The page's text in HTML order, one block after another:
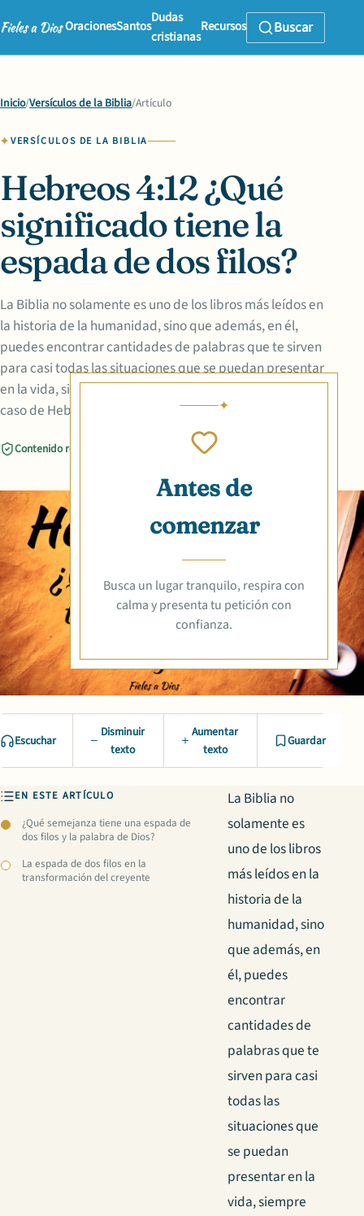
OracionesSantos
Dudas
cristianas
Recursos Buscar
Inicio/Versículos de la Biblia/Artículo
VERSÍCULOS DE LA BIBLIA
Hebreos 4:12 ¿Qué
significado tiene la
espada de dos filos?
La Biblia no solamente es uno de los libros más leídos en
la historia de la humanidad, sino que además, en él,
puedes encontrar cantidades de palabras que te sirven
para casi todas las situaciones que se puedan presentar
en la vida, siempre con la finalidad de edificar, tal es el
caso de Hebreos 4:12 que muestra el sig
Contenido revisado
Antes de
comenzar
Busca un lugar tranquilo, respira con
calma y presenta tu petición con
confianza.
Escuchar
Disminuir
texto
Aumentar
texto
Guardar
EN ESTE ARTÍCULO
¿Qué semejanza tiene una espada de
dos filos y la palabra de Dios?
La espada de dos filos en la
transformación del creyente
La Biblia no
solamente es
uno de los libros
más leídos en la
historia de la
humanidad, sino
que además, en
él, puedes
encontrar
cantidades de
palabras que te
sirven para casi
todas las
situaciones que
se puedan
presentar en la
vida, siempre